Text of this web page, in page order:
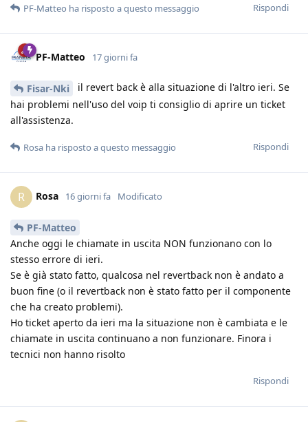
Rispondi
PF-Matteo ha risposto a questo messaggio
PF-Matteo 17 giorni fa
Fisar-Nki
il revert back è alla situazione di l'altro ieri. Se
hai problemi nell'uso del voip ti consiglio di aprire un ticket
all'assistenza.
Rispondi
Rosa ha risposto a questo messaggio
R Rosa 16 giorni fa Modificato
PF-Matteo
Anche oggi le chiamate in uscita NON funzionano con lo
stesso errore di ieri.
Se è già stato fatto, qualcosa nel revertback non è andato a
buon fine (o il revertback non è stato fatto per il componente
che ha creato problemi).
Ho ticket aperto da ieri ma la situazione non è cambiata e le
chiamate in uscita continuano a non funzionare. Finora i
tecnici non hanno risolto
Rispondi